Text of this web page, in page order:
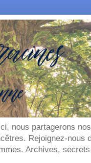
nous partagerons
Rejoignez-
Archives,